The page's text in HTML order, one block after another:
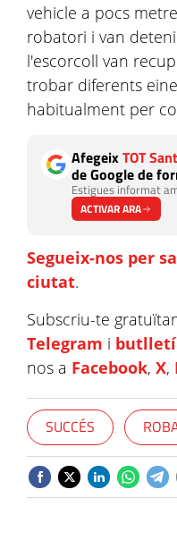
vehicle a pocs
robatori i van
l'escorcoll van
trobar diferents
habitualment per
AfegeixTOT
de Google de
Estigues informat
ACTIVAR ARA
Segueix-nos per
ciutat.
Subscriu-te
Telegram i
nos a Facebook, X,
SUCCÉS